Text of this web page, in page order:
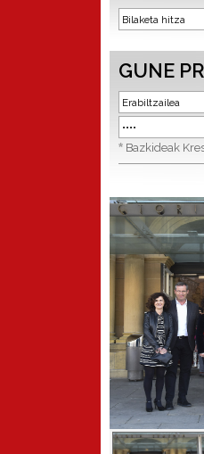
GUNE
* Bazkideak